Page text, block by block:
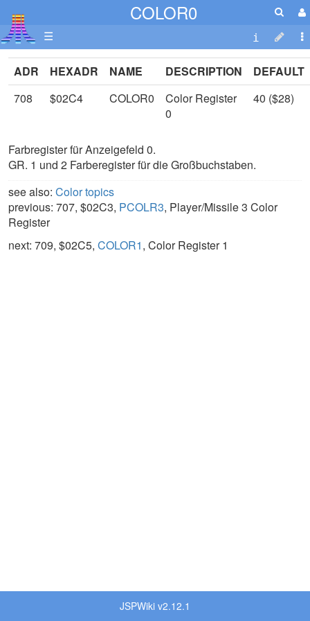
COLOR0
☰
ADR HEXADR NAME DESCRIPTION
DEFAULT
708
$02C4 COLOR0
Color Register
0
40 ($28)
Farbregister für Anzeigefeld 0.
GR. 1 und 2 Farberegister für die Großbuchstaben.
see also: Color topics
previous: 707, $02C3, PCOLR3, Player/Missile 3 Color
Register
next: 709, $02C5, COLOR1, Color Register 1
JSPWiki v2.12.1